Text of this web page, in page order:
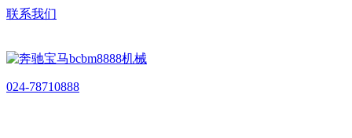
联系我们
024-78710888